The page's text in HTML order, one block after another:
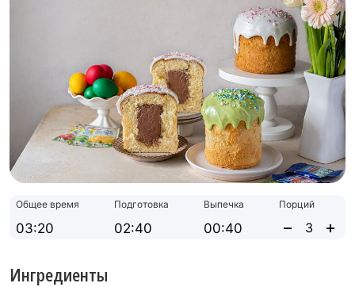
Общее время
03:20
Подготовка
02:40
Выпечка
00:40
Порций
Ингредиенты